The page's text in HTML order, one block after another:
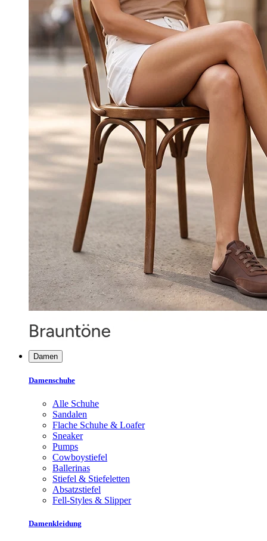
Damen
Damenschuhe
Alle Schuhe
Sandalen
Flache Schuhe & Loafer
Sneaker
Pumps
Cowboystiefel
Ballerinas
Stiefel & Stiefeletten
Absatzstiefel
Fell-Styles & Slipper
Damenkleidung